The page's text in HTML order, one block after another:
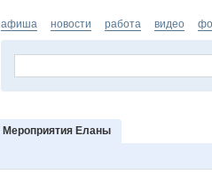
афиша новости работа видео
Мероприятия Еланы